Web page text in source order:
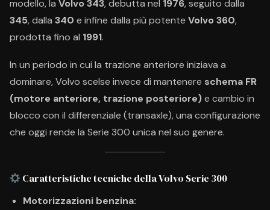
modello, la Volvo 343, debutta nel 1976, seguito dalla
345, dalla 340 e infine dalla più potente Volvo 360,
prodotta fino al 1991.
In un periodo in cui la trazione anteriore iniziava a
dominare, Volvo scelse invece di mantenere schema FR
(motore anteriore, trazione posteriore)e cambio in
blocco con il differenziale (transaxle), una configurazione
che oggi rende la Serie 300 unica nel suo genere.
Caratteristiche tecniche della Volvo Serie 300
Motorizzazioni benzina: